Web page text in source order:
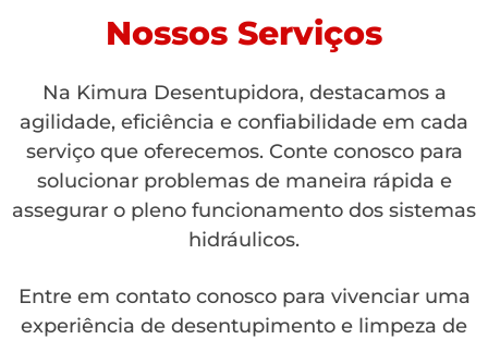
Nossos Serviços
Na Kimura Desentupidora, destacamos a
agilidade, eficiência e confiabilidade em cada
serviço que oferecemos. Conte conosco para
solucionar problemas de maneira rápida e
assegurar o pleno funcionamento dos sistemas
hidráulicos.
Entre em contato conosco para vivenciar uma
experiência de desentupimento e limpeza de